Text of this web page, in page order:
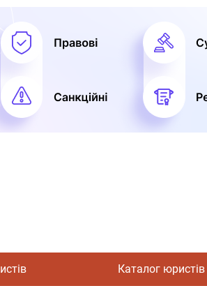
Каталог юристів